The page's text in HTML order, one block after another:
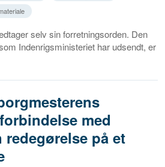
selv sin forretningsorden. Den
Indenrigsministeriet har udsendt, er
med
redegørelse på et